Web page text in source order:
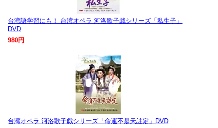
台湾語学習にも！ 台湾オペラ 河洛歌子戯シリーズ「私生子」
DVD
980円
台湾オペラ 河洛歌子戯シリーズ「命運不是天註定」DVD